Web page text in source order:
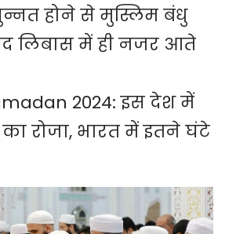
होने से मुस्लिम बंधु
लिबास में ही नजर आते
2024: इस देश में
का रोजा, भारत में इतने घंटे